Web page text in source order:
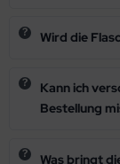
Wird die
Kann ich
Bestellung
Was bringt